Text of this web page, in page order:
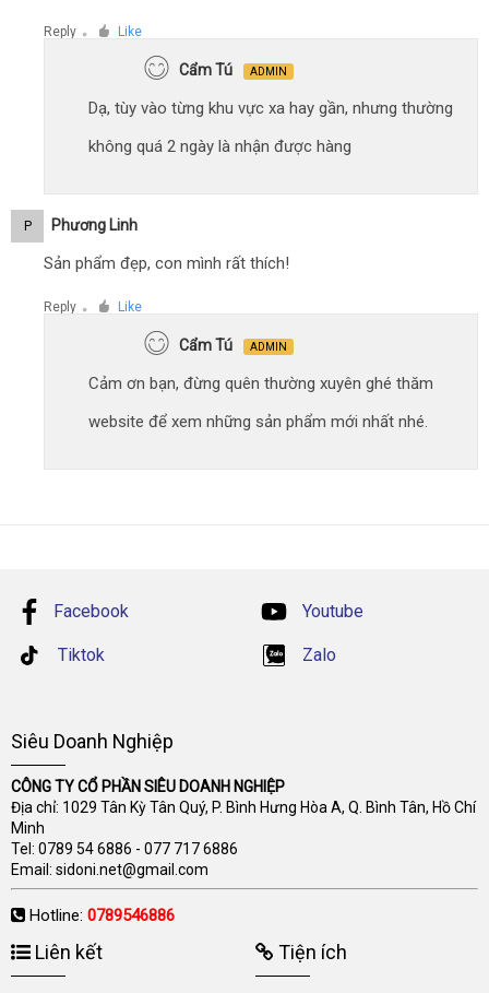
Reply ● Like
Cẩm Tú ADMIN
Dạ, tùy vào từng khu vực xa hay gần, nhưng thường
không quá 2 ngày là nhận được hàng
P Phương Linh
Sản phẩm đẹp, con mình rất thích!
Reply ● Like
Cẩm Tú ADMIN
Cảm ơn bạn, đừng quên thường xuyên ghé thăm
website để xem những sản phẩm mới nhất nhé.
Facebook Youtube
Tiktok Zalo
Siêu Doanh Nghiệp
CÔNG TY CỔ PHẦN SIÊU DOANH NGHIỆP
Địa chỉ: 1029 Tân Kỳ Tân Quý, P. Bình Hưng Hòa A, Q. Bình Tân, Hồ Chí
Minh
Tel: 0789 54 6886 - 077 717 6886
Email: sidoni.net@gmail.com
Hotline: 0789546886
Liên kết Tiện ích